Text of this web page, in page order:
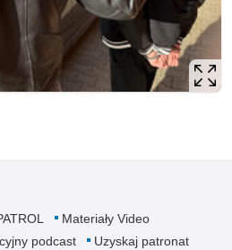
Materiały Video
podcast Uzyskaj patronat